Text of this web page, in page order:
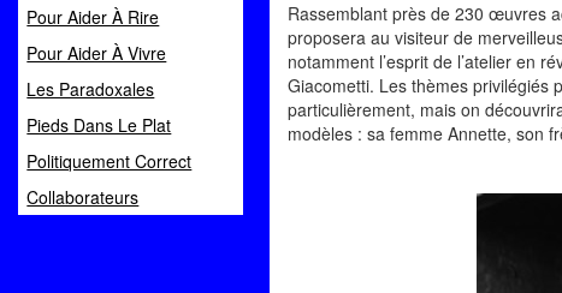
Pour Aider À Rire
Pour Aider À Vivre
Les Paradoxales
Pieds Dans Le Plat
Politiquement Correct
Collaborateurs
Rassemblant près de 230 œuvres
proposera au visiteur de
notamment l’esprit de l’atelier en
Giacometti. Les thèmes privilégiés
particulièrement, mais on
modèles : sa femme Annette, son